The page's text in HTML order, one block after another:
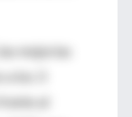
mejorías
los 3
al